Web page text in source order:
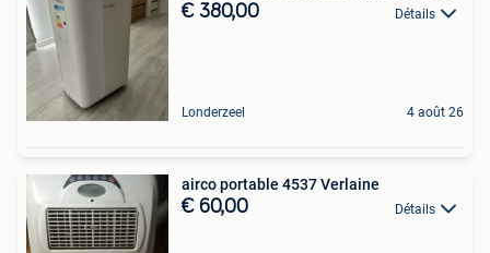
€ 380,00 Détails
Londerzeel 4 août 26
airco portable 4537 Verlaine
€ 60,00 Détails